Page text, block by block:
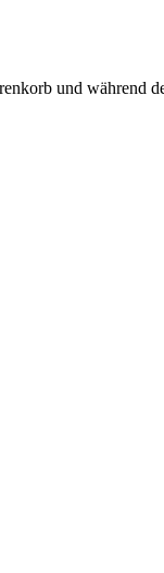
und während